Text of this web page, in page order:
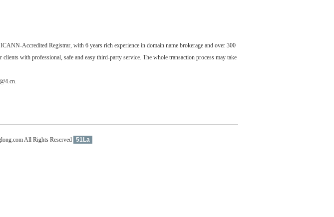
Accredited Registrar, with 6 years rich experience in domain name brokerage and over 300
with professional, safe and easy third-party service. The whole transaction process may take
All Rights Reserved 51La